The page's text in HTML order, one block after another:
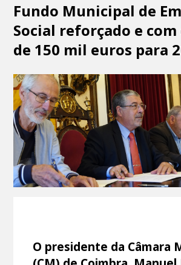
Fundo Municipal de
Social reforçado e
de 150 mil euros para
O presidente da Câmara